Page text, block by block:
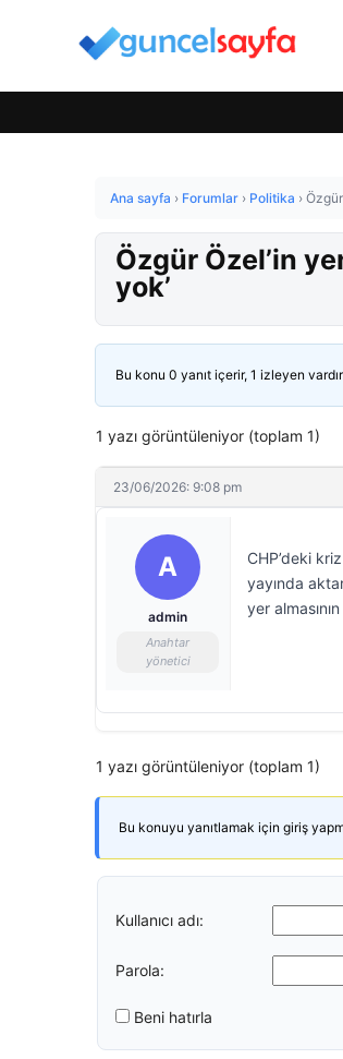
Ana sayfa › Forumlar › Politika ›
Özgür Özel’in
yok’
Bu konu 0 yanıt içerir, 1 izleyen
1 yazı görüntüleniyor (toplam 1)
23/06/2026: 9:08 pm
A
admin
Anahtar
yönetici
CHP’deki
yayında
yer
1 yazı görüntüleniyor (toplam 1)
Bu konuyu yanıtlamak için giriş
Kullanıcı adı:
Parola:
Beni hatırla